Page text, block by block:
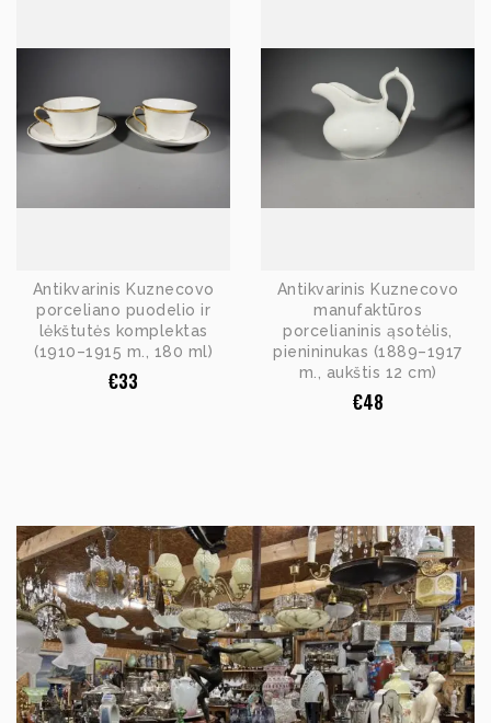
Antikvarinis Kuznecovo
porceliano puodelio ir
lėkštutės komplektas
(1910–1915 m., 180 ml)
€33
Antikvarinis Kuznecovo
manufaktūros
porcelianinis ąsotėlis,
pienininukas (1889–1917
m., aukštis 12 cm)
€48